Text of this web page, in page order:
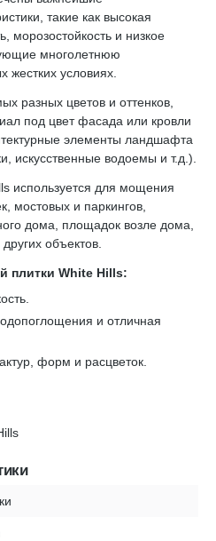
такие как высокая
морозостойкость и низкое
многолетнюю
жестких условиях.
разных цветов и оттенков,
под цвет фасада или кровли
элементы ландшафта
искусственные водоемы и т.д.).
используется для мощения
мостовых и паркингов,
дома, площадок возле дома,
объектов.
плитки White Hills:
и отличная
форм и расцветок.